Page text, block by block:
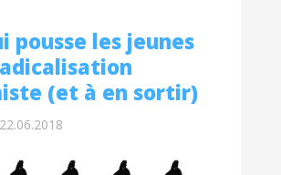
pousse les jeunes
(et à en sortir)